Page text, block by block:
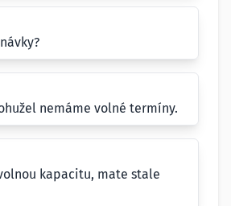
nemáme volné termíny.
kapacitu, mate stale